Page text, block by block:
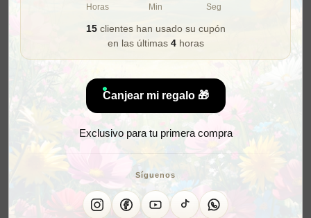
Horas Min Seg
15clientes han usado su cupón
en las últimas 4horas
Canjear mi regalo 🎁
Exclusivo para tu primera compra
Síguenos